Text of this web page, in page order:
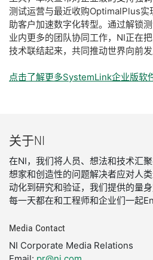
测试运营与最近收购OptimalPlus实
助客户加速数字化转型。通过解锁
业内更多的团队协同工作，NI正在
技术联结起来，共同推动世界向前发
点击了解更多SystemLink企业版软
关于NI
在NI，我们将人员、想法和技术汇
想家和创造性的问题解决者应对人
动化到研究和验证，我们提供的量
每一天都在和工程师和企业们一起
Media Contact
NI Corporate Media Relations